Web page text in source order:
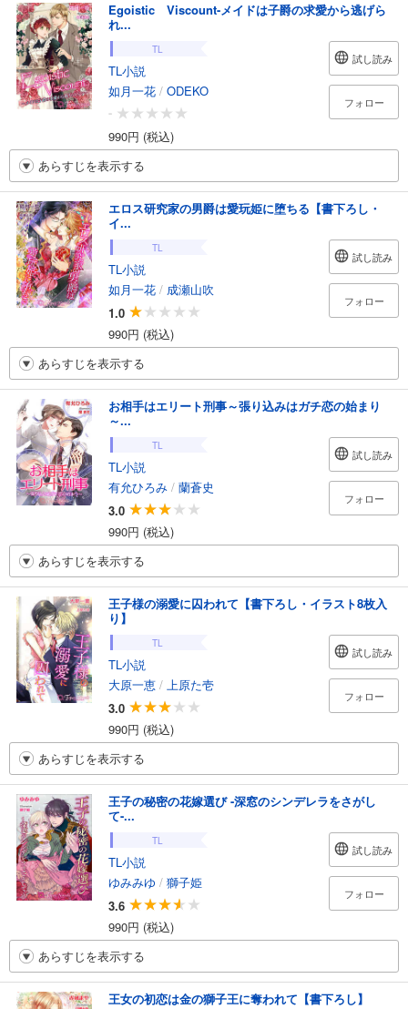
Egoistic Viscount-メイドは子爵の求愛から逃げら
れ...
TL
TL小説
如月一花 / ODEKO
-
990円 (税込)
試し読み
フォロー
あらすじを表示する
エロス研究家の男爵は愛玩姫に堕ちる【書下ろし・
イ...
TL
TL小説
如月一花 / 成瀬山吹
1.0
990円 (税込)
試し読み
フォロー
あらすじを表示する
お相手はエリート刑事～張り込みはガチ恋の始まり
～...
TL
TL小説
有允ひろみ / 蘭蒼史
3.0
990円 (税込)
試し読み
フォロー
あらすじを表示する
王子様の溺愛に囚われて【書下ろし・イラスト8枚入
り】
TL
TL小説
大原一恵 / 上原た壱
3.0
990円 (税込)
試し読み
フォロー
あらすじを表示する
王子の秘密の花嫁選び -深窓のシンデレラをさがし
て-...
TL
TL小説
ゆみみゆ / 獅子姫
3.6
990円 (税込)
試し読み
フォロー
あらすじを表示する
王女の初恋は金の獅子王に奪われて【書下ろし】